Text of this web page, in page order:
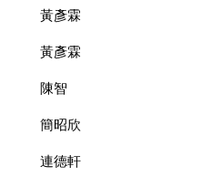
黃彥霖
黃彥霖
陳智
簡昭欣
連德軒